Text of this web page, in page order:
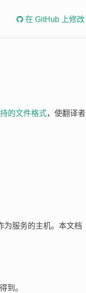
在 GitHub 上修改
的文件格式，使翻译者
为服务的主机。本文档
到。